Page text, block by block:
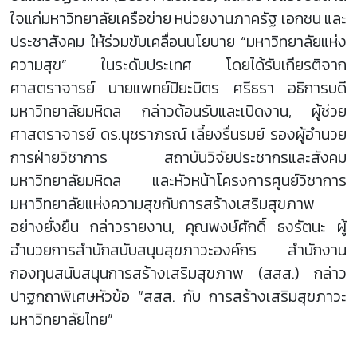
ใจแก่มหาวิทยาลัยเครือข่าย หน่วยงานภาครัฐ เอกชน และ
ประชาสังคม ให้ร่วมขับเคลื่อนนโยบาย “มหาวิทยาลัยแห่ง
ความสุข” ในระดับประเทศ โดยได้รับเกียรติจาก
ศาสตราจารย์ นายแพทย์ปิยะมิตร ศรีธรา อธิการบดี
มหาวิทยาลัยมหิดล กล่าวต้อนรับและเปิดงาน, ผู้ช่วย
ศาสตราจารย์ ดร.นุชราภรณ์ เลี้ยงรื่นรมย์ รองผู้อำนวย
การฝ่ายวิชาการ สถาบันวิจัยประชากรและสังคม
มหาวิทยาลัยมหิดล และหัวหน้าโครงการศูนย์วิชาการ
มหาวิทยาลัยแห่งความสุขกับการสร้างเสริมสุขภาพ
อย่างยั่งยืน กล่าวรายงาน, คุณพงษ์ศักดิ์ ธงรัตนะ ผู้
อำนวยการสำนักสนับสนุนสุขภาวะองค์กร สำนักงาน
กองทุนสนับสนุนการสร้างเสริมสุขภาพ (สสส.) กล่าว
ปาฐกถาพิเศษหัวข้อ “สสส. กับ การสร้างเสริมสุขภาวะ
มหาวิทยาลัยไทย”